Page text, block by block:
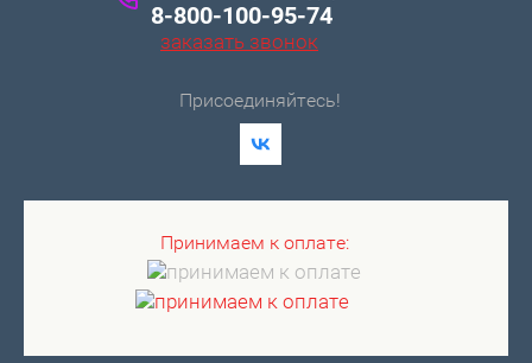
8-800-100-95-74
заказать звонок
Присоединяйтесь!
Принимаем к оплате: